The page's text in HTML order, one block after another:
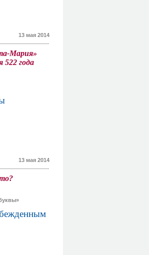
13 мая 2014
Мария»
522 года
13 мая 2014